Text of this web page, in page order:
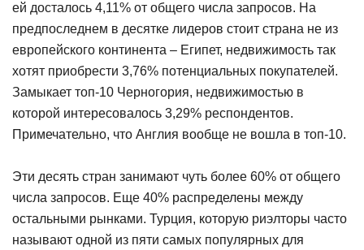
ей досталось 4,11% от общего числа запросов. На
предпоследнем в десятке лидеров стоит страна не из
европейского континента – Египет, недвижимость так
хотят приобрести 3,76% потенциальных покупателей.
Замыкает топ-10 Черногория, недвижимостью в
которой интересовалось 3,29% респондентов.
Примечательно, что Англия вообще не вошла в топ-10.
Эти десять стран занимают чуть более 60% от общего
числа запросов. Еще 40% распределены между
остальными рынками. Турция, которую риэлторы часто
называют одной из пяти самых популярных для